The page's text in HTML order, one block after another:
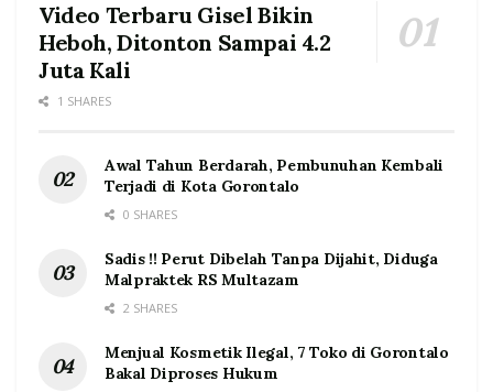
Video Terbaru Gisel Bikin
Heboh, Ditonton Sampai 4.2
Juta Kali
1 SHARES
Awal Tahun Berdarah, Pembunuhan Kembali
Terjadi di Kota Gorontalo
0 SHARES
Sadis !! Perut Dibelah Tanpa Dijahit, Diduga
Malpraktek RS Multazam
2 SHARES
Menjual Kosmetik Ilegal, 7 Toko di Gorontalo
Bakal Diproses Hukum